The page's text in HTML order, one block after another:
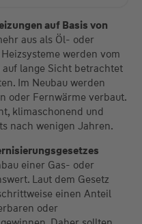
auf Basis von
aus als Öl- oder
werden vom
lange Sicht betrachtet
Im Neubau werden
oder Fernwärme verbaut.
klimaschonend und
nach wenigen Jahren.
einer Gas- oder
Laut dem Gesetz
einen Anteil
oder